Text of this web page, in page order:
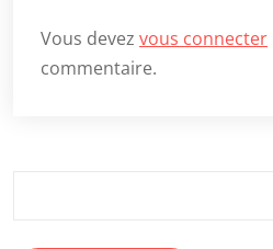
Vous devez vous connecter
commentaire.